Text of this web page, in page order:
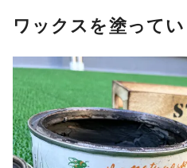
ワックスを塗ってい